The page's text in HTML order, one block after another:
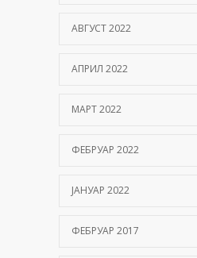
АВГУСТ 2022
АПРИЛ 2022
МАРТ 2022
ФЕБРУАР 2022
ЈАНУАР 2022
ФЕБРУАР 2017